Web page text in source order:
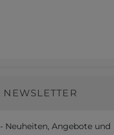
NEWSLETTER
- Neuheiten, Angebote und